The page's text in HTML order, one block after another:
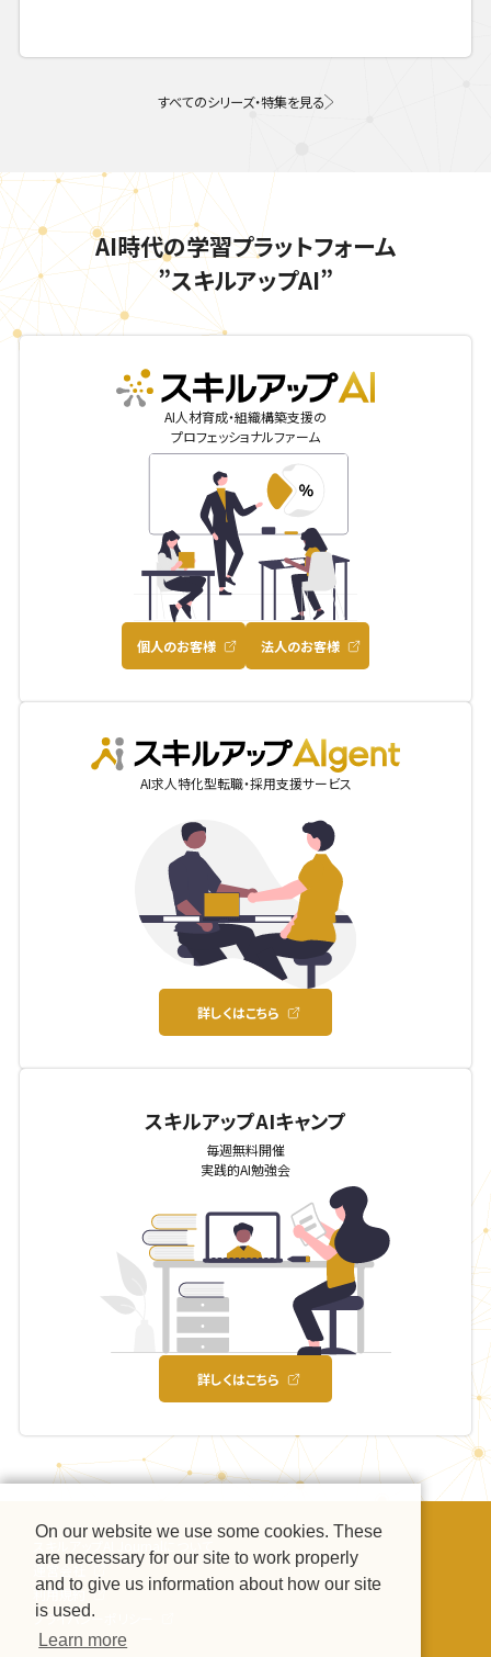
すべてのシリーズ・特集を見る
AI時代の学習プラットフォーム
”スキルアップAI”
skillupai
AI人材育成・組織構築支援の
プロフェッショナルファーム
個人のお客様 法人のお客様
AIgent
AI求人特化型転職・採用支援サービス
詳しくはこちら
スキルアップAIキャンプ
毎週無料開催
実践的AI勉強会
詳しくはこちら
運営会社
利用規約
プライバシーポリシー
On our website we use some cookies. These
are necessary for our site to work properly
and to give us information about how our site
is used.
Learn more